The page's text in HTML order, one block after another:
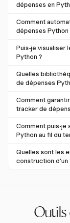
dépenses en
Un tracker de
stockage
fonctionnalités
dépenses.
Comment
dépenses Python
Vous pouvez
scripts Python
réduit l'entrée
Puis-je visualiser
Python ?
Oui, utilisez des
pour créer des
externes.
Quelles
de dépenses
Les
des données,
améliorent la
Comment
tracker de
Mettez en
données
permettant un
personnelles.
Comment puis-je
Python au fil du
Ajoutez
récupération
Quelles sont les
construction d'un
catégorisation
l'analyse.Outils